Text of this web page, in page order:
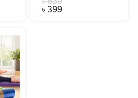
৳ 399